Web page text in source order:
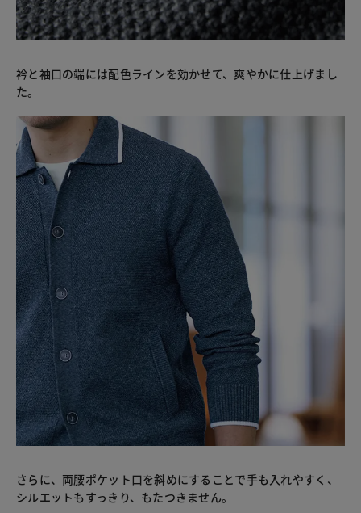
衿と袖口の端には配色ラインを効かせて、爽やかに仕上げまし
た。
さらに、両腰ポケット口を斜めにすることで手も入れやすく、
シルエットもすっきり、もたつきません。